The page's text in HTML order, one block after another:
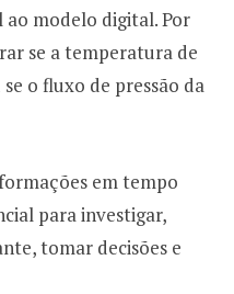
modelo digital. Por
se a temperatura de
o fluxo de pressão da
em tempo
para investigar,
tomar decisões e